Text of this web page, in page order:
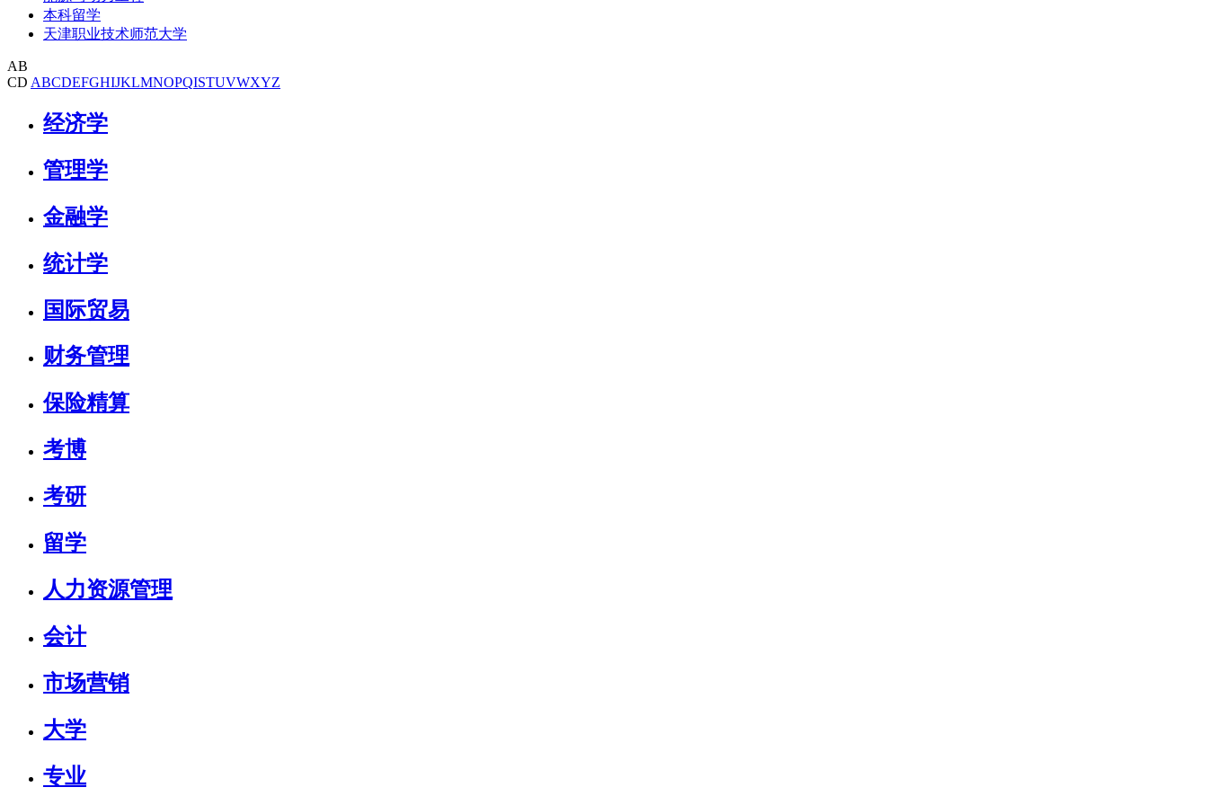
本科留学
天津职业技术师范大学
AB
CD ABCDEFGHIJKLMNOPQISTUVWXYZ
经济学
管理学
金融学
统计学
国际贸易
财务管理
保险精算
考博
考研
留学
人力资源管理
会计
市场营销
大学
专业